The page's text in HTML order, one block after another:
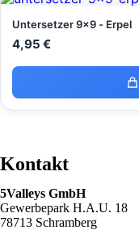
Untersetzer 9x9 - Erpel
4,95 €
Kontakt
5Valleys GmbH
Gewerbepark H.A.U. 18
78713 Schramberg